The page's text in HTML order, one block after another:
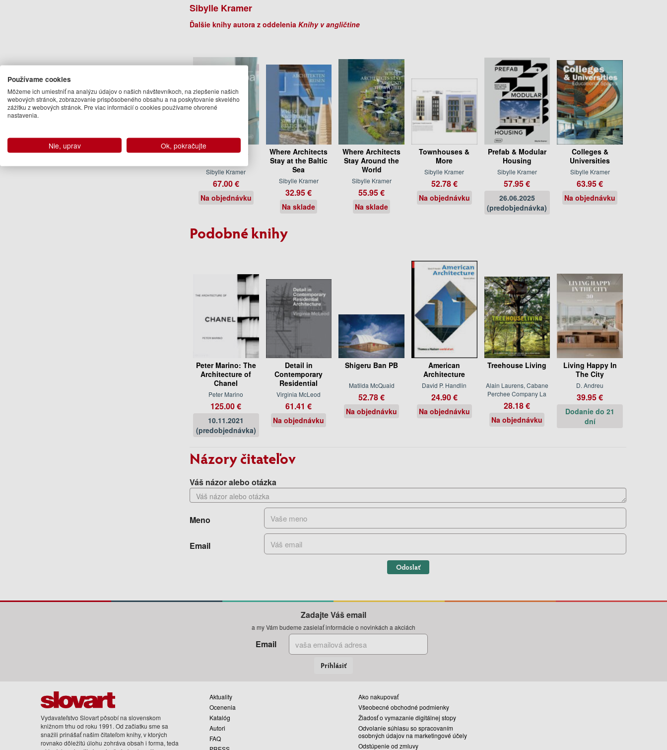
Sibylle Kramer
Ďalšie knihy autora z oddelenia Knihy v angličtine
Bath and Spa
Sibylle Kramer
67.00 €
Na objednávku
Where Architects
Stay at the Baltic
Sea
Sibylle Kramer
32.95 €
Na sklade
Where Architects
Stay Around the
World
Sibylle Kramer
55.95 €
Na sklade
Townhouses &
More
Sibylle Kramer
52.78 €
Na objednávku
Prefab & Modular
Housing
Sibylle Kramer
57.95 €
26.06.2025
(predobjednávka)
Colleges &
Universities
Sibylle Kramer
63.95 €
Na objednávku
Podobné knihy
Peter Marino: The
Architecture of
Chanel
Peter Marino
125.00 €
10.11.2021
(predobjednávka)
Detail in
Contemporary
Residential
Virginia McLeod
61.41 €
Na objednávku
Shigeru Ban PB
Matilda McQuaid
52.78 €
Na objednávku
American
Architecture
David P. Handlin
24.90 €
Na objednávku
Treehouse Living
Alain Laurens, Cabane
Perchee Company La
28.18 €
Na objednávku
Living Happy In
The City
D. Andreu
39.95 €
Dodanie do 21
dní
Názory čitateľov
Váš názor alebo otázka
Meno
Email
Odoslať
Zadajte Váš email
a my Vám budeme zasielať informácie o novinkách a akciách
Email
Prihlásiť
Vydavateľstvo Slovart pôsobí na slovenskom
knižnom trhu od roku 1991. Od začiatku sme sa
snažili prinášať našim čitateľom knihy, v ktorých
rovnako dôležitú úlohu zohráva obsah i forma, teda
Aktuality
Ocenenia
Katalóg
Autori
FAQ
Ako nakupovať
Všeobecné obchodné podmienky
Žiadosť o vymazanie digitálnej stopy
Odvolanie súhlasu so spracovaním
osobných údajov na marketingové účely
Odstúpenie od zmluvy
Používame cookies
Môžeme ich umiestniť na analýzu údajov o našich návštevníkoch, na zlepšenie našich
webových stránok, zobrazovanie prispôsobeného obsahu a na poskytovanie skvelého
zážitku z webových stránok. Pre viac informácií o cookies používame otvorené
nastavenia.
Nie, uprav Ok, pokračujte